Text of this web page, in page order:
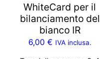
WhiteCard per il
bilanciamento del
bianco IR
6,00 € IVA inclusa.